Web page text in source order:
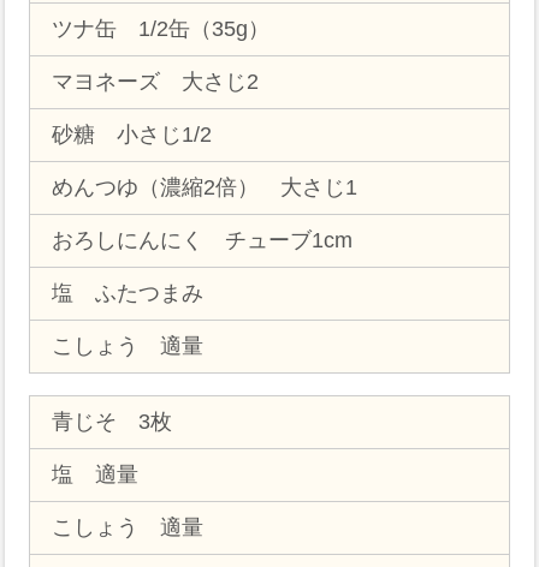
ツナ缶 1/2缶（35g）
マヨネーズ 大さじ2
砂糖 小さじ1/2
めんつゆ（濃縮2倍） 大さじ1
おろしにんにく チューブ1cm
塩 ふたつまみ
こしょう 適量
青じそ 3枚
塩 適量
こしょう 適量